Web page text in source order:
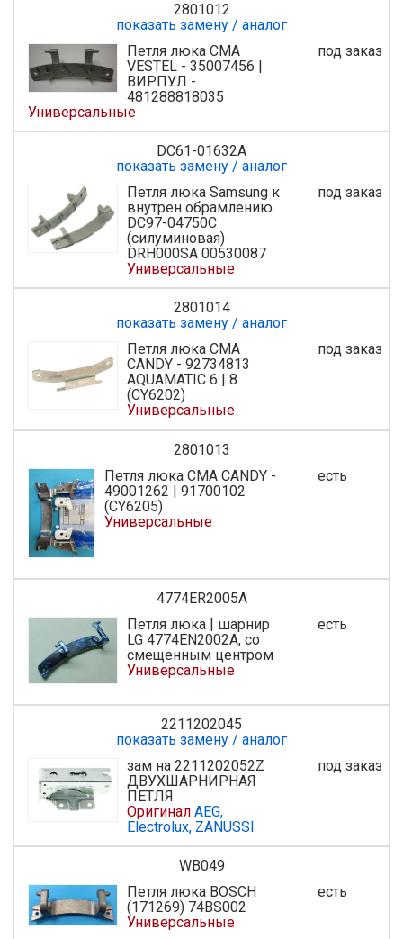
2801012
показать замену / аналог
Петля люка СМА
VESTEL - 35007456 |
ВИРПУЛ -
481288818035
Универсальные
под заказ
DC61-01632A
показать замену / аналог
Петля люка Samsung к
внутрен обрамлению
DC97-04750C
(силуминовая)
DRH000SA 00530087
Универсальные
под заказ
2801014
показать замену / аналог
Петля люка СМА
CANDY - 92734813
AQUAMATIC 6 | 8
(CY6202)
Универсальные
под заказ
2801013
Петля люка СМА CANDY -
49001262 | 91700102
(CY6205)
Универсальные
есть
4774ER2005A
Петля люка | шарнир
LG 4774EN2002A, со
смещенным центром
Универсальные
есть
2211202045
показать замену / аналог
зам на 2211202052Z
ДВУХШАРНИРНАЯ
ПЕТЛЯ
Оригинал AEG,
Electrolux, ZANUSSI
под заказ
WB049
Петля люка BOSCH
(171269) 74BS002
Универсальные
есть